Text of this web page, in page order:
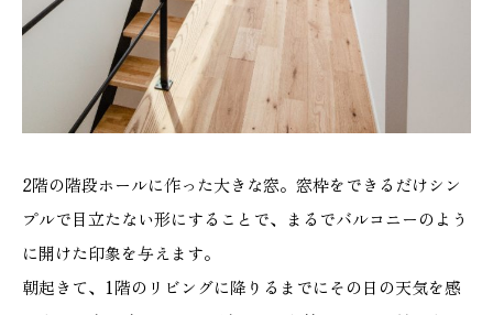
2階の階段ホールに作った大きな窓。窓枠をできるだけシン
プルで目立たない形にすることで、まるでバルコニーのよう
に開けた印象を与えます。
朝起きて、1階のリビングに降りるまでにその日の天気を感